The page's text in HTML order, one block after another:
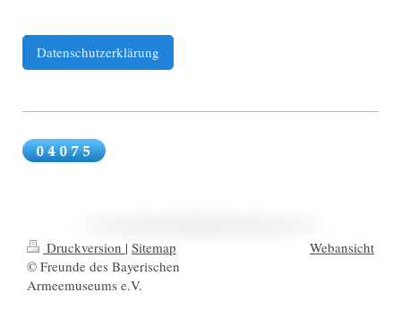
Datenschutzerklärung
Druckversion | Sitemap
© Freunde des Bayerischen
Armeemuseums e.V.
Webansicht